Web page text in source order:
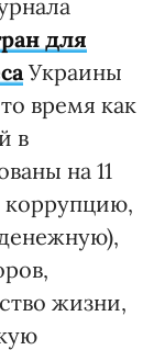
для
Украины
время как
в
на 11
коррупцию,
жизни,